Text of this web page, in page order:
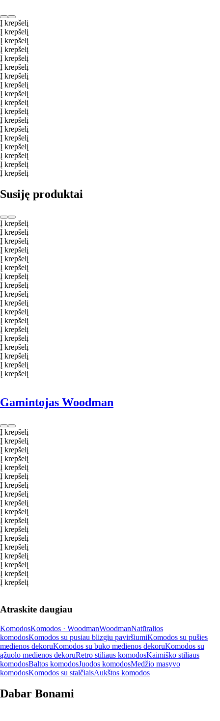
Į krepšelį
Į krepšelį
Į krepšelį
Į krepšelį
Į krepšelį
Į krepšelį
Į krepšelį
Į krepšelį
Į krepšelį
Į krepšelį
Į krepšelį
Į krepšelį
Į krepšelį
Į krepšelį
Į krepšelį
Į krepšelį
Į krepšelį
Į krepšelį
Susiję produktai
Į krepšelį
Į krepšelį
Į krepšelį
Į krepšelį
Į krepšelį
Į krepšelį
Į krepšelį
Į krepšelį
Į krepšelį
Į krepšelį
Į krepšelį
Į krepšelį
Į krepšelį
Į krepšelį
Į krepšelį
Į krepšelį
Į krepšelį
Į krepšelį
Gamintojas Woodman
Į krepšelį
Į krepšelį
Į krepšelį
Į krepšelį
Į krepšelį
Į krepšelį
Į krepšelį
Į krepšelį
Į krepšelį
Į krepšelį
Į krepšelį
Į krepšelį
Į krepšelį
Į krepšelį
Į krepšelį
Į krepšelį
Į krepšelį
Į krepšelį
Atraskite daugiau
KomodosKomodos · WoodmanWoodmanNatūralios
komodosKomodos su pusiau blizgiu paviršiumiKomodos su pušies
medienos dekoruKomodos su buko medienos dekoruKomodos su
ąžuolo medienos dekoruRetro stiliaus komodosKaimiško stiliaus
komodosBaltos komodosJuodos komodosMedžio masyvo
komodosKomodos su stalčiaisAukštos komodos
Dabar Bonami